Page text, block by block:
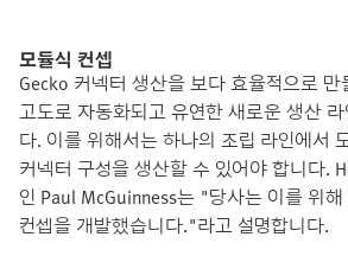
모듈식 컨셉
Gecko 커넥터 생산을 보다 효율적으로
고도로 자동화되고 유연한 새로운 생산
다. 이를 위해서는 하나의 조립 라인에서
커넥터 구성을 생산할 수 있어야 합니다.
인 Paul McGuinness는 "당사는 이를 위
컨셉을 개발했습니다."라고 설명합니다.